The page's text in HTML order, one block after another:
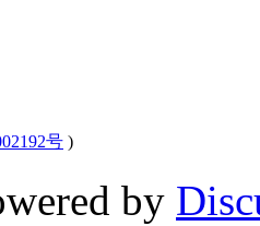
号 )
by